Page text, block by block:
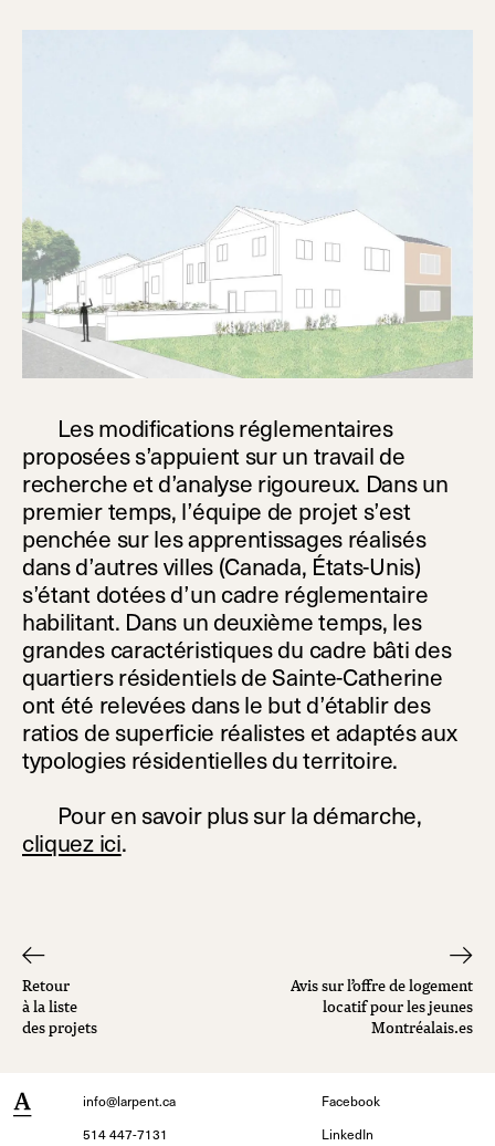
Les modifications réglementaires
proposées s’appuient sur un travail de
recherche et d’analyse rigoureux. Dans un
premier temps, l’équipe de projet s’est
penchée sur les apprentissages réalisés
dans d’autres villes (Canada, États-Unis)
s’étant dotées d’un cadre réglementaire
habilitant. Dans un deuxième temps, les
grandes caractéristiques du cadre bâti des
quartiers résidentiels de Sainte-Catherine
ont été relevées dans le but d’établir des
ratios de superficie réalistes et adaptés aux
typologies résidentielles du territoire.
Pour en savoir plus sur la démarche,
cliquez ici.
Retour
à la liste
des projets
Avis sur l’offre de logement
locatif pour les jeunes
Montréalais.es
info@larpent.ca
514 447-7131
Facebook
LinkedIn